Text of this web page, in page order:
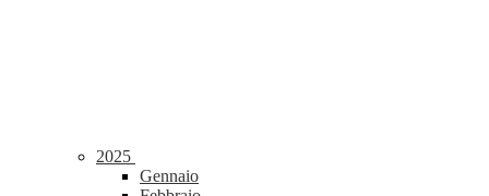
2025
Gennaio